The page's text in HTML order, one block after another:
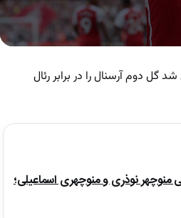
seconds
در دقیقه 70 موفق شد گل دوم آرسنال را در برابر رئال
نوذری و منوچهری اسماعیلی؛